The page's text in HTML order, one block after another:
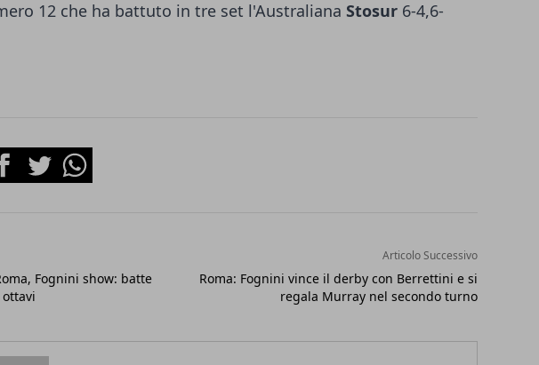
12 che ha battuto in tre set l'Australiana Stosur 6-4,6-
TwitterWhatsapp
Fognini show: batte
Articolo Successivo
Roma: Fognini vince il derby con Berrettini e si
regala Murray nel secondo turno